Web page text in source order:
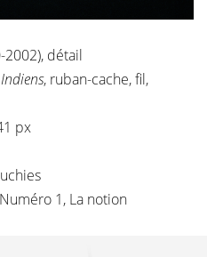
détail
, ruban-cache, fil,
px
1, La notion